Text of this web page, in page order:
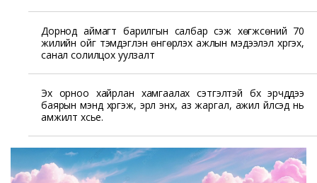
Дорнод аймагт барилгын салбар үүсэж хөгжсөний 70
жилийн ойг тэмдэглэн өнгөрүүлэх ажлын мэдээлэл хүргэх,
санал солилцох уулзалт
Эх орноо хайрлан хамгаалах сэтгэлтэй бүх эрчүүддээ
баярын мэнд хүргэж, эрүүл энх, аз жаргал, ажил үйлсэд нь
амжилт хүсье.